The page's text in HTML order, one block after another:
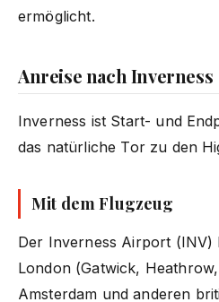
ermöglicht.
Anreise nach Inverness
Inverness ist Start- und
das natürliche Tor zu den
Mit dem Flugzeug
Der Inverness Airport (INV)
London (Gatwick,
Amsterdam und anderen